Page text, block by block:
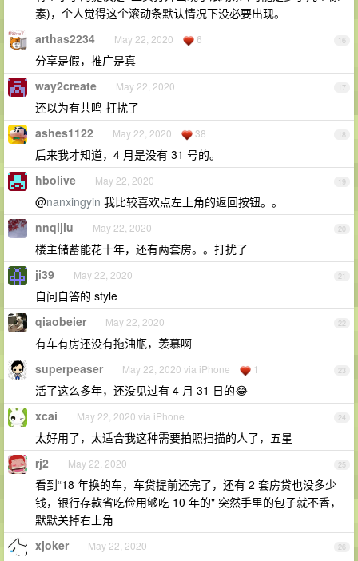
素)，个人觉得这个滚动条默认情况下没必要出现。
16
arthas2234 May 22, 2020 6
分享是假，推广是真
17
way2create May 22, 2020
还以为有共鸣 打扰了
18
ashes1122 May 22, 2020 38
后来我才知道，4 月是没有 31 号的。
19
hbolive May 22, 2020
@nanxingyin 我比较喜欢点左上角的返回按钮。。
20
nnqijiu May 22, 2020
楼主储蓄能花十年，还有两套房。。打扰了
21
ji39 May 22, 2020
自问自答的 style
22
qiaobeier May 22, 2020
有车有房还没有拖油瓶，羡慕啊
23
superpeaser May 22, 2020 via iPhone 1
活了这么多年，还没见过有 4 月 31 日的😂
24
xcai May 22, 2020 via iPhone
太好用了，太适合我这种需要拍照扫描的人了，五星
25
rj2 May 22, 2020
看到“18 年换的车，车贷提前还完了，还有 2 套房贷也没多少
钱，银行存款省吃俭用够吃 10 年的" 突然手里的包子就不香，
默默关掉右上角
26
xjoker May 22, 2020